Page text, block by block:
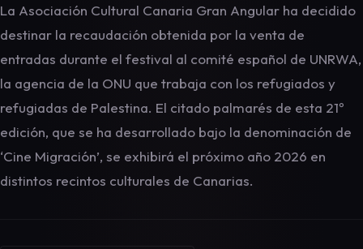
La Asociación Cultural Canaria Gran Angular ha decidido
destinar la recaudación obtenida por la venta de
entradas durante el festival al comité español de UNRWA,
la agencia de la ONU que trabaja con los refugiados y
refugiadas de Palestina. El citado palmarés de esta 21º
edición, que se ha desarrollado bajo la denominación de
‘Cine Migración’, se exhibirá el próximo año 2026 en
distintos recintos culturales de Canarias.